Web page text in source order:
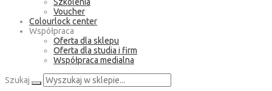
Voucher
Colourlock center
Współpraca
Oferta dla sklepu
Oferta dla studia i firm
Współpraca medialna
Szukaj